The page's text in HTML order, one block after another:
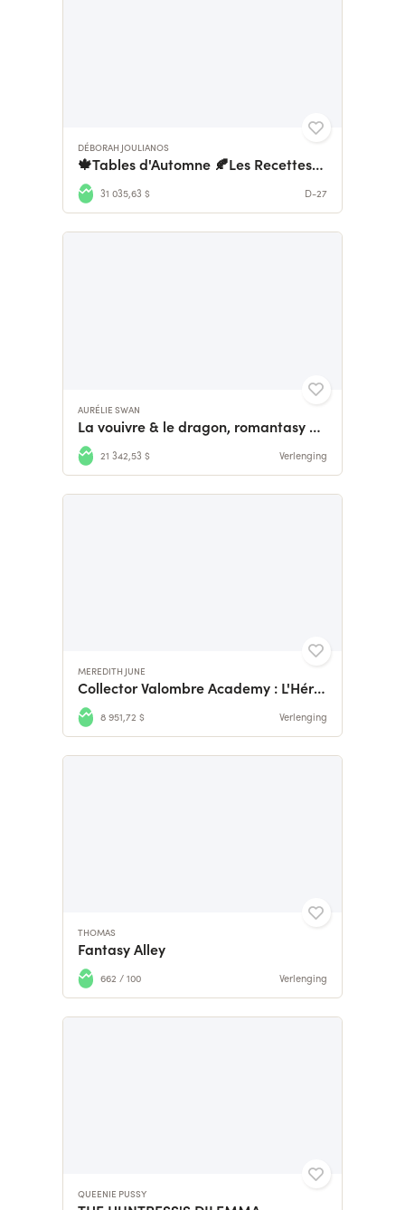
DÉBORAH JOULIANOS
🍁Tables d'Automne 🍂Les Recettes du Terrier
31 035,63 $ D-27
AURÉLIE SWAN
La vouivre & le dragon, romantasy one-shot
21 342,53 $ Verlenging
MEREDITH JUNE
Collector Valombre Academy : L'Héritage de Valombre
8 951,72 $ Verlenging
THOMAS
Fantasy Alley
662 / 100 Verlenging
QUEENIE PUSSY